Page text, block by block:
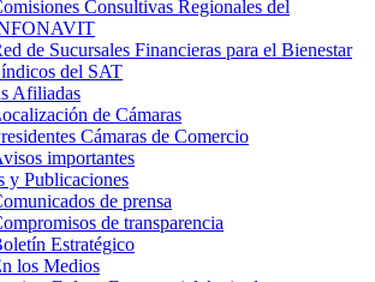
Consultivas Regionales del
de Sucursales Financieras para el Bienestar
del SAT
Afiliadas
de Cámaras
Cámaras de Comercio
importantes
y Publicaciones
de prensa
de transparencia
Estratégico
los Medios